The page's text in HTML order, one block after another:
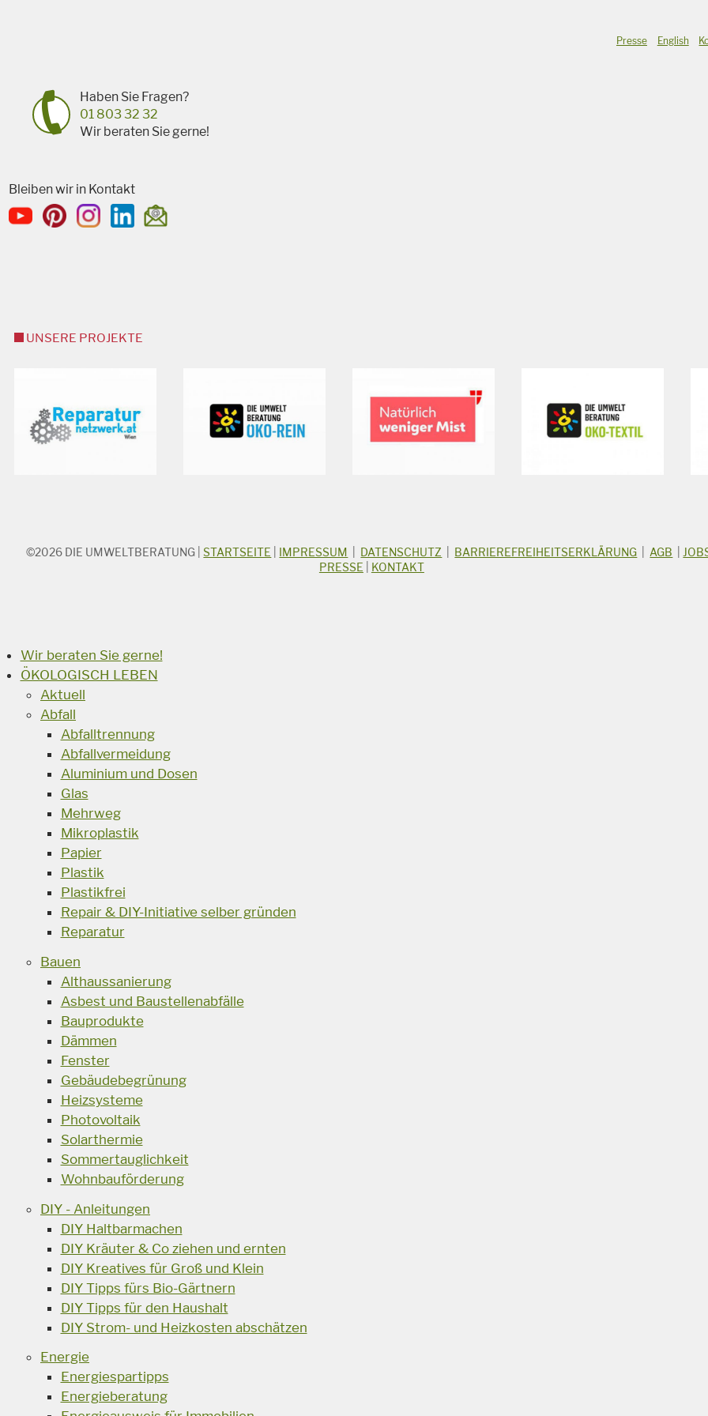
Presse English
Haben Sie Fragen?
01 803 32 32
Wir beraten Sie gerne!
Bleiben wir in Kontakt
UNSERE PROJEKTE
©2026 DIE UMWELTBERATUNG |STARTSEITE IMPRESSUM DATENSCHUTZ BARRIEREFREIHEITSERKLÄRUNG AGB
PRESSE
KONTAKT
Wir beraten Sie gerne!
ÖKOLOGISCH LEBEN
Aktuell
Abfall
Abfalltrennung
Abfallvermeidung
Aluminium und Dosen
Glas
Mehrweg
Mikroplastik
Papier
Plastik
Plastikfrei
Repair & DIY-Initiative selber gründen
Reparatur
Bauen
Althaussanierung
Asbest und Baustellenabfälle
Bauprodukte
Dämmen
Fenster
Gebäudebegrünung
Heizsysteme
Photovoltaik
Solarthermie
Sommertauglichkeit
Wohnbauförderung
DIY - Anleitungen
DIY Haltbarmachen
DIY Kräuter & Co ziehen und ernten
DIY Kreatives für Groß und Klein
DIY Tipps fürs Bio-Gärtnern
DIY Tipps für den Haushalt
DIY Strom- und Heizkosten abschätzen
Energie
Energiespartipps
Energieberatung